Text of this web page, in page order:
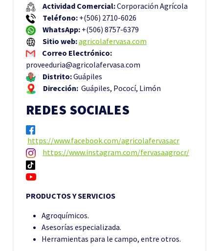
Actividad Comercial:Corporación Agrícola
Teléfono: +(506) 2710-6026
WhatsApp: +(506) 8757-6379
Sitio web:agricolafervasa.com
Correo Electrónico:
proveeduria@agricolafervasa.com
Distrito:Guápiles
Dirección: Guápiles, Pococí, Limón
REDES SOCIALES
https://www.facebook.com/agricolafervasacr
https://www.instagram.com/fervasaagrocr/
PRODUCTOS Y SERVICIOS
Agroquímicos.
Asesorías especializada.
Herramientas para le campo, entre otros.